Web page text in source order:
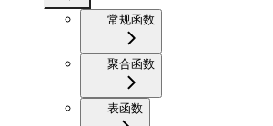
常规函数
聚合函数
表函数